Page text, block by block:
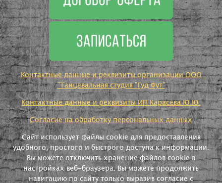
Контактные данные и реквизиты организации ООО
"Танцевальная студия "Гуд Фут"
Контактные данные и реквизиты ИП Карасева Ю.Ю.
Согласие на обработку персональных данных
Сайт использует файлы cookie для предоставления
удобного, простого и быстрого доступа к информации.
Вы можете отключить хранение файлов cookie в
настройках веб-браузера. Вы можете продолжить
навигацию по сайту только выразив согласие с